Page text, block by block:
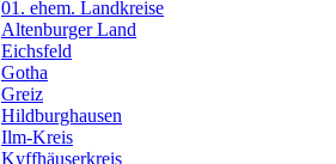
01. ehem. Landkreise
Altenburger Land
Eichsfeld
Gotha
Greiz
Hildburghausen
Ilm-Kreis
Kyffhäuserkreis